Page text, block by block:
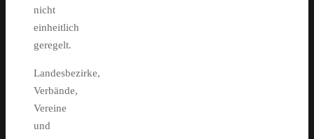
nicht
einheitlich
geregelt.
Landesbezirke,
Verbände,
Vereine
und